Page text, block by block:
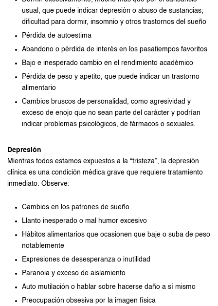
usual, que puede indicar depresión o abuso de sustancias;
dificultad para dormir, insomnio y otros trastornos del sueño
Pérdida de autoestima
Abandono o pérdida de interés en los pasatiempos favoritos
Bajo e inesperado cambio en el rendimiento académico
Pérdida de peso y apetito, que puede indicar un trastorno
alimentario
Cambios bruscos de personalidad, como agresividad y
exceso de enojo que no sean parte del carácter y podrían
indicar problemas psicológicos, de fármacos o sexuales.
Depresión
Mientras todos estamos expuestos a la “tristeza”, la depresión
clínica es una condición médica grave que requiere tratamiento
inmediato. Observe:
Cambios en los patrones de sueño
Llanto inesperado o mal humor excesivo
Hábitos alimentarios que ocasionen que baje o suba de peso
notablemente
Expresiones de desesperanza o inutilidad
Paranoia y exceso de aislamiento
Auto mutilación o hablar sobre hacerse daño a sí mismo
Preocupación obsesiva por la imagen física